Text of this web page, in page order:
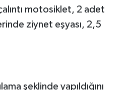
motosiklet, 2 adet
ziynet eşyası, 2,5
şeklinde yapıldığını